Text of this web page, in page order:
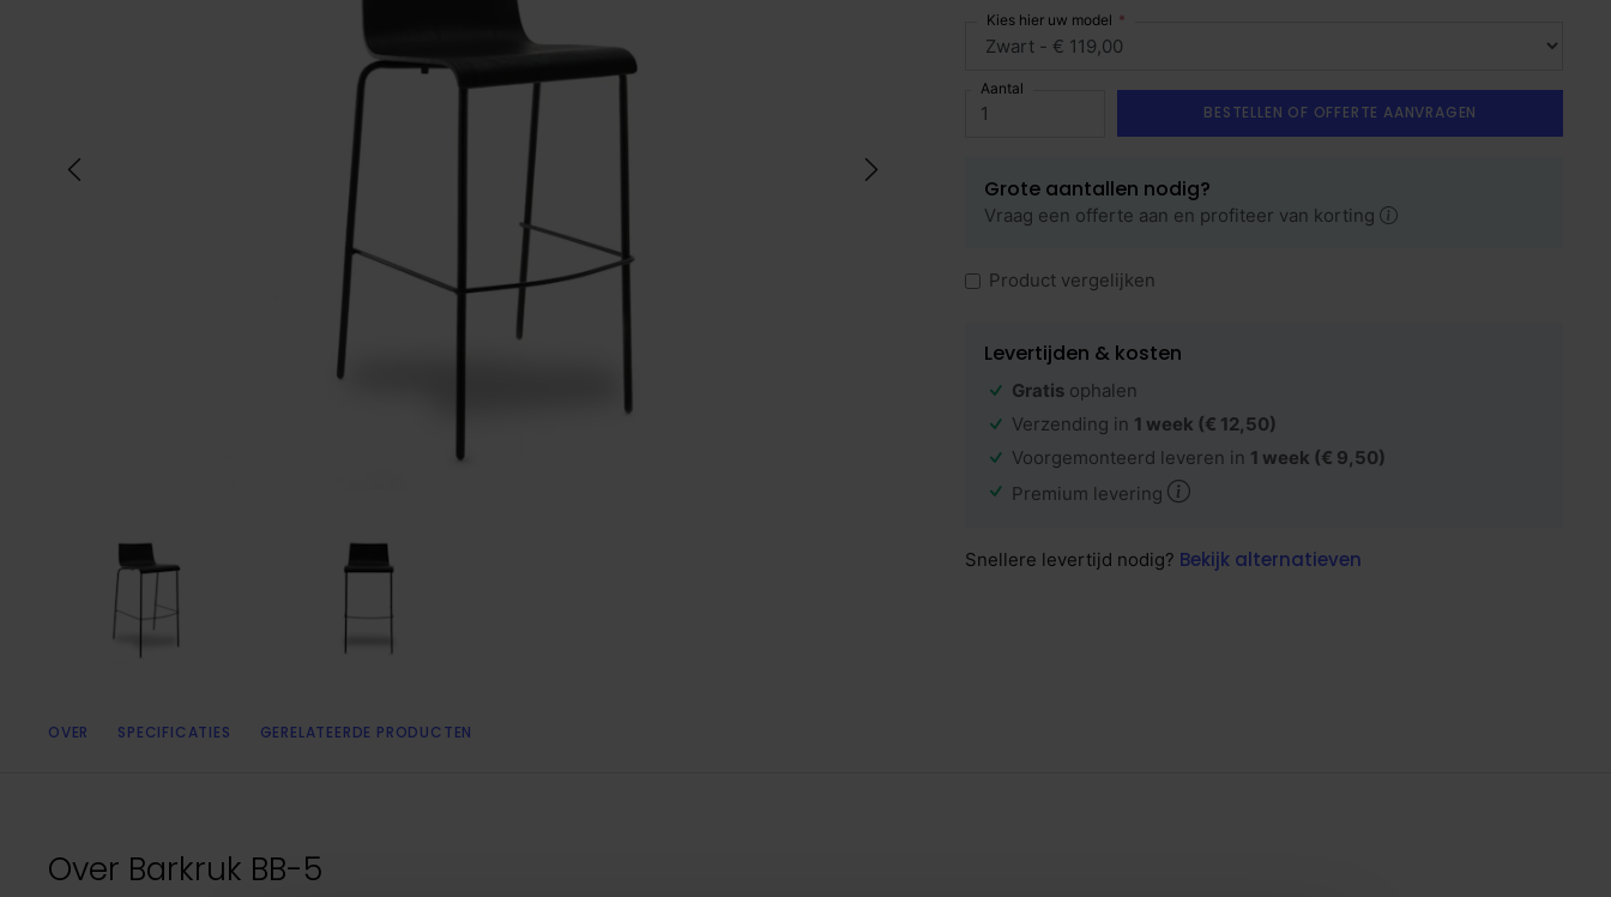
Kies hier uw model
Aantal
BESTELLEN OF OFFERTE AANVRAGEN
Grote aantallen nodig?
Vraag een offerte aan en profiteer van korting
Product vergelijken
Levertijden & kosten
Gratis ophalen
Verzending in 1 week (€ 12,50)
Voorgemonteerd leveren in 1 week (€ 9,50)
Premium levering
Snellere levertijd nodig? Bekijk alternatieven
OVER SPECIFICATIES GERELATEERDE PRODUCTEN
Over Barkruk BB-5